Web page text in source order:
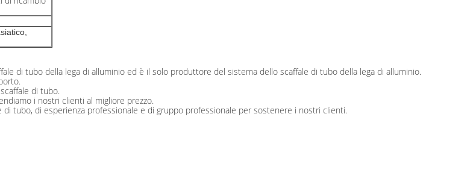
di tubo della lega di alluminio ed è il solo produttore del sistema dello scaffale di tubo della lega di alluminio.
di tubo.
i nostri clienti al migliore prezzo.
tubo, di esperienza professionale e di gruppo professionale per sostenere i nostri clienti.